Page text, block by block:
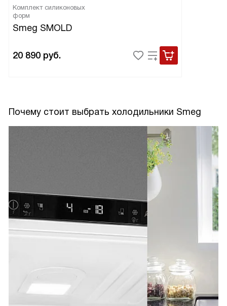
Комплект силиконовых
форм
Smeg SMOLD
20 890 руб.
Почему стоит выбрать холодильники Smeg